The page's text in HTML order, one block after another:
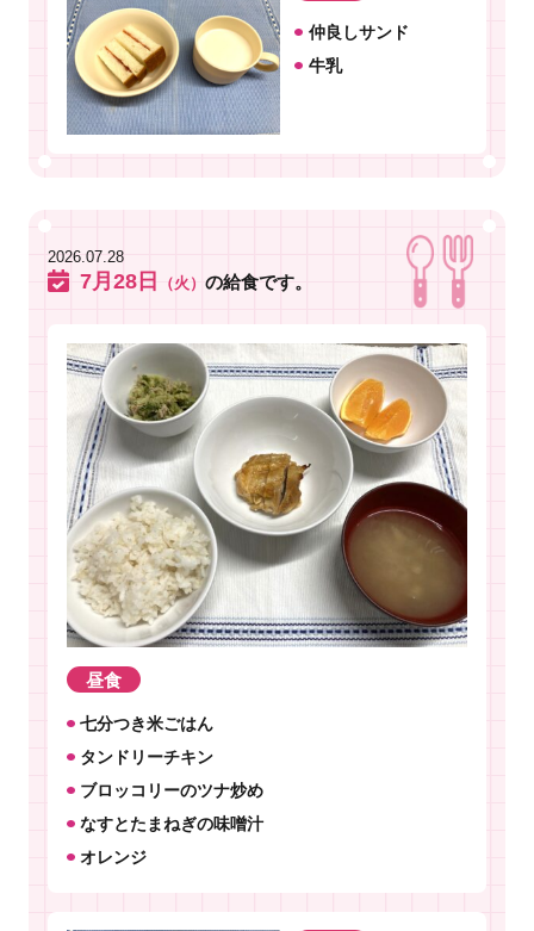
仲良しサンド
牛乳
2026.07.28
7月28日 （火） の給食です。
昼食
七分つき米ごはん
タンドリーチキン
ブロッコリーのツナ炒め
なすとたまねぎの味噌汁
オレンジ